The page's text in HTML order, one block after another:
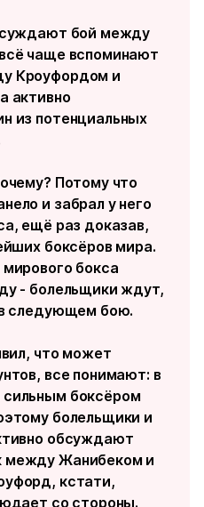
бой между
чаще вспоминают
Кроуфордом и
активно
из потенциальных
Потому что
и забрал у него
ещё раз доказав,
боксёров мира.
бокса
- болельщики ждут,
следующем бою.
что может
все понимают: в
боксёром
болельщики и
обсуждают
между Жанибеком и
кстати,
со стороны.